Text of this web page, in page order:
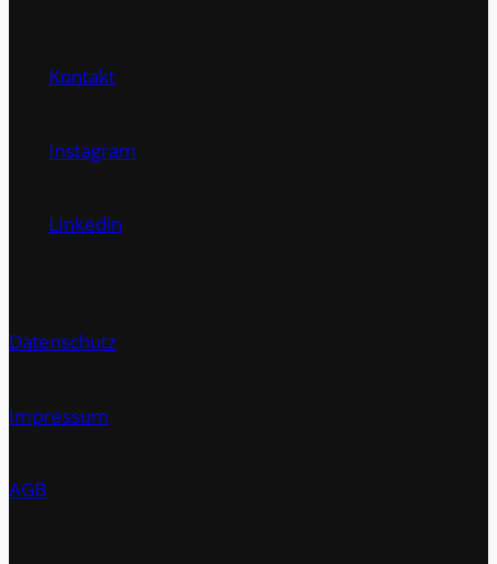
Kontakt
Instagram
Linkedin
Datenschutz
Impressum
AGB